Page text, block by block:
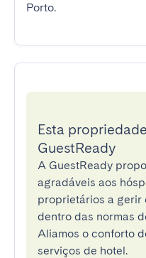
Porto.
Esta
GuestReady
A GuestReady
agradáveis aos
proprietários a gerir
dentro das normas
Aliamos o conforto
serviços de hotel.